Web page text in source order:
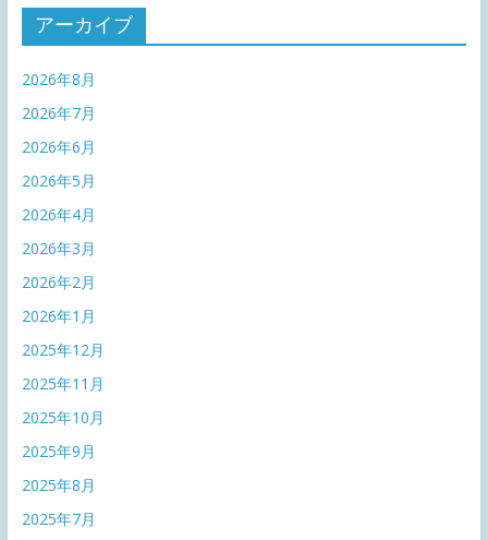
アーカイブ
2026年8月
2026年7月
2026年6月
2026年5月
2026年4月
2026年3月
2026年2月
2026年1月
2025年12月
2025年11月
2025年10月
2025年9月
2025年8月
2025年7月